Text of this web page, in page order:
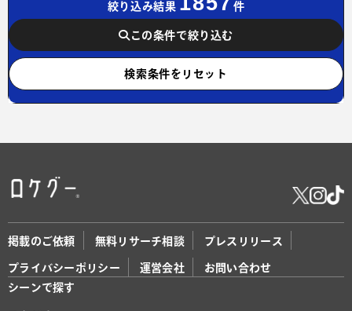
絞り込み結果 件
この条件で絞り込む
検索条件をリセット
掲載のご依頼 無料リサーチ相談 プレスリリース
プライバシーポリシー 運営会社
お問い合わせ
シーンで探す